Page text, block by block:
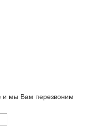
и мы Вам перезвоним